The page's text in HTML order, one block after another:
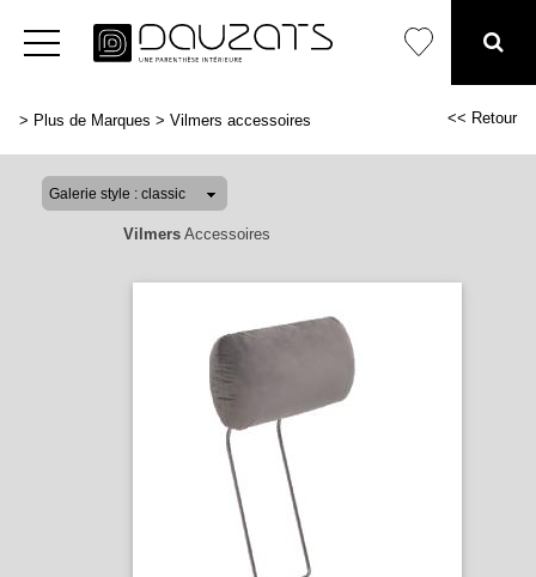
> Plus de Marques > Vilmers accessoires << Retour
VilmersAccessoires